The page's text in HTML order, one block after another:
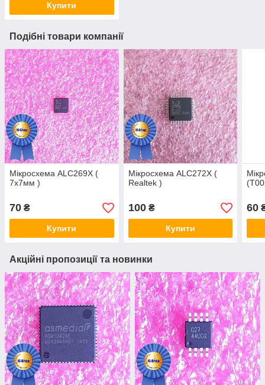
Купити
Подібні товари компанії
Мікросхема ALC269X (
7х7мм )
70 ₴
Купити
Мікросхема ALC272X (
Realtek )
100₴
Купити
60
Акційні пропозиції та новинки